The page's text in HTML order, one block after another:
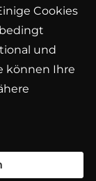
Cookies
und
können Ihre